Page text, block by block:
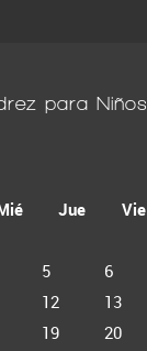
para Niños
Jue Vie
5 6
12 13
19 20